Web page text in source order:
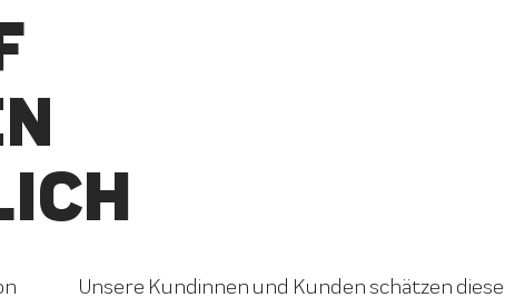
Unsere Kundinnen und Kunden schätzen